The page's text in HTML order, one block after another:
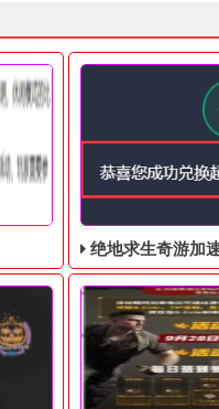
绝地求生奇游加速器免